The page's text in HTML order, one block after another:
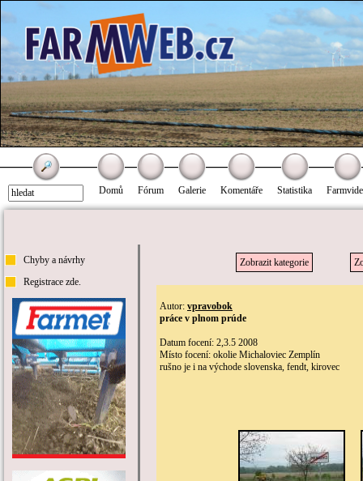
Domů Fórum Galerie Komentáře Statistika
Chyby a návrhy
Registrace zde.
Zobrazit kategorie
Autor: vpravobok
práce v plnom prúde
Datum focení: 2,3.5 2008
Místo focení: okolie Michaloviec Zemplín
rušno je i na východe slovenska, fendt, kirovec